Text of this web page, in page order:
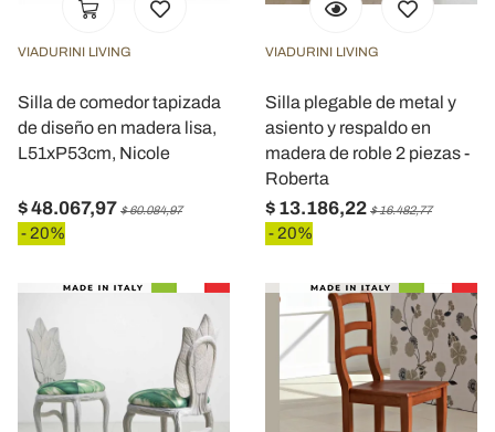
VIADURINI LIVING
Silla de comedor tapizada
de diseño en madera lisa,
L51xP53cm, Nicole
$ 48.067,97 $ 60.084,97
- 20%
VIADURINI LIVING
Silla plegable de metal y
asiento y respaldo en
madera de roble 2 piezas -
Roberta
$ 13.186,22 $ 16.482,77
- 20%